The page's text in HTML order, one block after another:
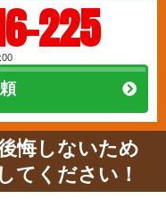
225
悔しないため
てください！